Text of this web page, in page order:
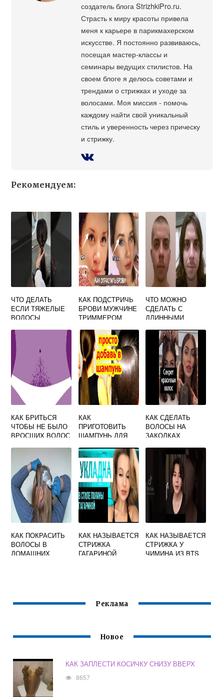
создатель блога StrizhkiPro.ru.
Страсть к миру красоты привела
меня к карьере в парикмахерском
искусстве. Я постоянно развиваюсь,
посещая мастер-классы и
семинары ведущих стилистов. На
своем блоге я делюсь советами и
трендами о стрижках и уходе за
волосами. Моя миссия - помочь
каждому найти свой уникальный
стиль и уверенность через прическу
и стрижку.
Рекомендуем:
ЧТО ДЕЛАТЬ
ЕСЛИ ТЯЖЕЛЫЕ
ВОЛОСЫ
КАК ПОДСТРИЧЬ
БРОВИ МУЖЧИНЕ
ТРИММЕРОМ
ЧТО МОЖНО
СДЕЛАТЬ С
ДЛИННЫМИ
МУЖЧИНЕ
КАК БРИТЬСЯ
ЧТОБЫ НЕ БЫЛО
ВРОСШИХ ВОЛОС
КАК
ПРИГОТОВИТЬ
ШАМПУНЬ ДЛЯ
ДОМАШНИХ
УСЛОВИЯХ
КАК СДЕЛАТЬ
ВОЛОСЫ НА
ЗАКОЛКАХ
КАК ПОКРАСИТЬ
ВОЛОСЫ В
ДОМАШНИХ
КАК НАЗЫВАЕТСЯ
СТРИЖКА
ГАГАРИНОЙ
КАК НАЗЫВАЕТСЯ
СТРИЖКА У
ЧИМИНА ИЗ BTS
Реклама
Новое
КАК ЗАПЛЕСТИ КОСИЧКУ СНИЗУ ВВЕРХ
8657